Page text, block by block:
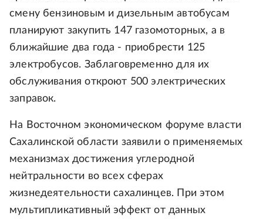
смену бензиновым и дизельным автобусам
планируют закупить 147 газомоторных, а в
ближайшие два года - приобрести 125
электробусов. Заблаговременно для их
обслуживания откроют 500 электрических
заправок.
На Восточном экономическом форуме власти
Сахалинской области заявили о применяемых
механизмах достижения углеродной
нейтральности во всех сферах
жизнедеятельности сахалинцев. При этом
мультипликативный эффект от данных